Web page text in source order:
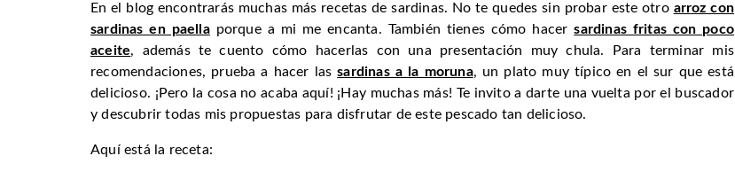
En el blog encontrarás muchas más recetas de sardinas. No te quedes sin probar este otro arroz con
sardinas en paellaporque a mi me encanta. También tienes cómo hacersardinas fritas con poco
aceite, además te cuento cómo hacerlas con una presentación muy chula. Para terminar mis
recomendaciones, prueba a hacer lassardinas a la moruna, un plato muy típico en el sur que está
delicioso. ¡Pero la cosa no acaba aquí! ¡Hay muchas más! Te invito a darte una vuelta por el buscador
y descubrir todas mis propuestas para disfrutar de este pescado tan delicioso.
Aquí está la receta: